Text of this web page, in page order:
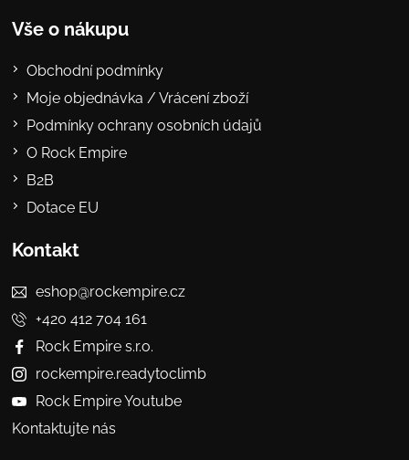
Vše o nákupu
Obchodní podmínky
Moje objednávka / Vrácení zboží
Podmínky ochrany osobních údajů
O Rock Empire
B2B
Dotace EU
Kontakt
eshop@rockempire.cz
+420 412 704 161
Rock Empire s.r.o.
rockempire.readytoclimb
Rock Empire Youtube
Kontaktujte nás